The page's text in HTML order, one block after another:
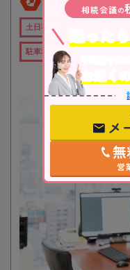
土日祝OK
駐車場あり
相続会議の
不動産や株
お近く
メ
無
営